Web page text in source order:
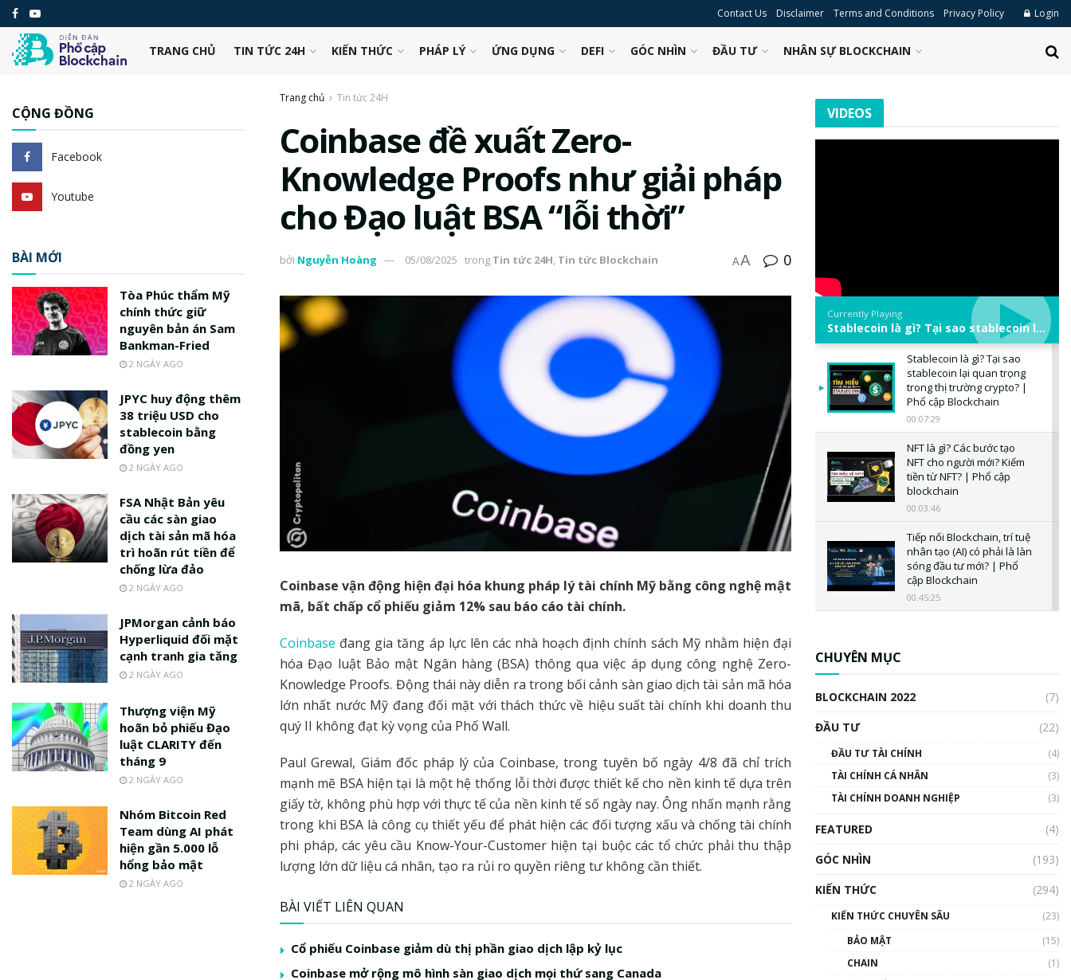
Contact Us Disclaimer Terms and Conditions Privacy Policy Login
TRANG CHỦ TIN TỨC 24H KIẾN THỨC PHÁP LÝ ỨNG DỤNG DEFI GÓC NHÌN ĐẦU TƯ NHÂN SỰ BLOCKCHAIN
Trang chủ Tin tức 24H
Coinbase đề xuất Zero-
Knowledge Proofs như giải pháp
cho Đạo luật BSA “lỗi thời”
bởi Nguyễn Hoàng 05/08/2025 trong Tin tức 24H, Tin tức Blockchain AA 0
Coinbase vận động hiện đại hóa khung pháp lý tài chính Mỹ bằng công nghệ mật
mã, bất chấp cổ phiếu giảm 12% sau báo cáo tài chính.
Coinbase đang gia tăng áp lực lên các nhà hoạch định chính sách Mỹ nhằm hiện đại
hóa Đạo luật Bảo mật Ngân hàng (BSA) thông qua việc áp dụng công nghệ Zero-
Knowledge Proofs. Động thái này diễn ra trong bối cảnh sàn giao dịch tài sản mã hóa
lớn nhất nước Mỹ đang đối mặt với thách thức về hiệu suất tài chính khi doanh thu
quý II không đạt kỳ vọng của Phố Wall.
Paul Grewal, Giám đốc pháp lý của Coinbase, trong tuyên bố ngày 4/8 đã chỉ trích
mạnh mẽ BSA hiện tại là một hệ thống lỗi thời được thiết kế cho nền kinh tế dựa trên
giấy tờ, không phù hợp với thực tế của nền kinh tế số ngày nay. Ông nhấn mạnh rằng
trong khi BSA là công cụ thiết yếu để phát hiện các đối tượng xấu và chống tài chính
phi pháp, các yêu cầu Know-Your-Customer hiện tại buộc các tổ chức phải thu thập
lượng lớn dữ liệu cá nhân, tạo ra rủi ro quyền riêng tư không cần thiết.
BÀI VIẾT LIÊN QUAN
Cổ phiếu Coinbase giảm dù thị phần giao dịch lập kỷ lục
Coinbase mở rộng mô hình sàn giao dịch mọi thứ sang Canada
CỘNG ĐỒNG
Facebook
Youtube
BÀI MỚI
Tòa Phúc thẩm Mỹ
chính thức giữ
nguyên bản án Sam
Bankman-Fried
2 NGÀY AGO
JPYC huy động thêm
38 triệu USD cho
stablecoin bằng
đồng yen
2 NGÀY AGO
FSA Nhật Bản yêu
cầu các sàn giao
dịch tài sản mã hóa
trì hoãn rút tiền để
chống lừa đảo
2 NGÀY AGO
JPMorgan cảnh báo
Hyperliquid đối mặt
cạnh tranh gia tăng
2 NGÀY AGO
Thượng viện Mỹ
hoãn bỏ phiếu Đạo
luật CLARITY đến
tháng 9
2 NGÀY AGO
Nhóm Bitcoin Red
Team dùng AI phát
hiện gần 5.000 lỗ
hổng bảo mật
2 NGÀY AGO
VIDEOS
Currently Playing
Stablecoin là gì? Tại sao stablecoin lại quan trọng trong thị trường crypto? | Phổ cập Blockchain
Stablecoin là gì? Tại sao
stablecoin lại quan trọng
trong thị trường crypto? |
Phổ cập Blockchain
00:07:29
NFT là gì? Các bước tạo
NFT cho người mới? Kiếm
tiền từ NFT? | Phổ cập
blockchain
00:03:46
Tiếp nối Blockchain, trí tuệ
nhân tạo (AI) có phải là làn
sóng đầu tư mới? | Phổ
cập Blockchain
00:45:25
uptrend trong năm 2023? |
Phổ cập Blockchain
00:02:14
Nhìn lại năm 2022: Những
nhân vật ảnh hưởng nhất
hệ sinh thái tiền mã hoá |
CHUYÊN MỤC
BLOCKCHAIN 2022
(7)
ĐẦU TƯ
(22)
ĐẦU TƯ TÀI CHÍNH
(4)
TÀI CHÍNH CÁ NHÂN
(3)
TÀI CHÍNH DOANH NGHIỆP
(3)
FEATURED
(4)
GÓC NHÌN
(193)
KIẾN THỨC
(294)
KIẾN THỨC CHUYÊN SÂU
(23)
BẢO MẬT
(15)
CHAIN
(1)